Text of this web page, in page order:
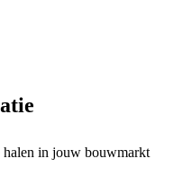
halen in jouw bouwmarkt